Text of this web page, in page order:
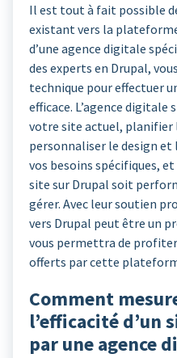
Il est tout à fait possible
existant vers la
d’une agence digitale
des experts en Drupal,
technique pour effectuer
efficace. L’agence digitale
votre site actuel, planifier
personnaliser le design
vos besoins spécifiques,
site sur Drupal soit
gérer. Avec leur soutien
vers Drupal peut être un
vous permettra de
offerts par cette
Comment
l’efficacité d’un
par une agence